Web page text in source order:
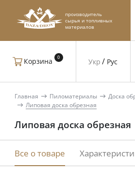
производитель
сырья и топливных
материалов
Укр Рус
Корзина 0
Главная Пиломатериалы
Доска
Липовая доска обрезная
Липовая доска обрезная
Все о товаре